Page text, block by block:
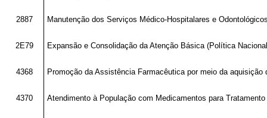
2887 Manutenção dos Serviços Médico-Hospitalares e
2E79 Expansão e Consolidação da Atenção Básica (Política
4368 Promoção da Assistência Farmacêutica por meio da
4370 Atendimento à População com Medicamentos para